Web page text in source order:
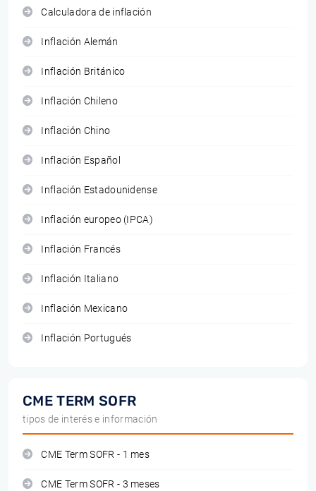
Calculadora de inflación
Inflación Alemán
Inflación Británico
Inflación Chileno
Inflación Chino
Inflación Español
Inflación Estadounidense
Inflación europeo (IPCA)
Inflación Francés
Inflación Italiano
Inflación Mexicano
Inflación Portugués
CME TERM SOFR
tipos de interés e información
CME Term SOFR - 1 mes
CME Term SOFR - 3 meses